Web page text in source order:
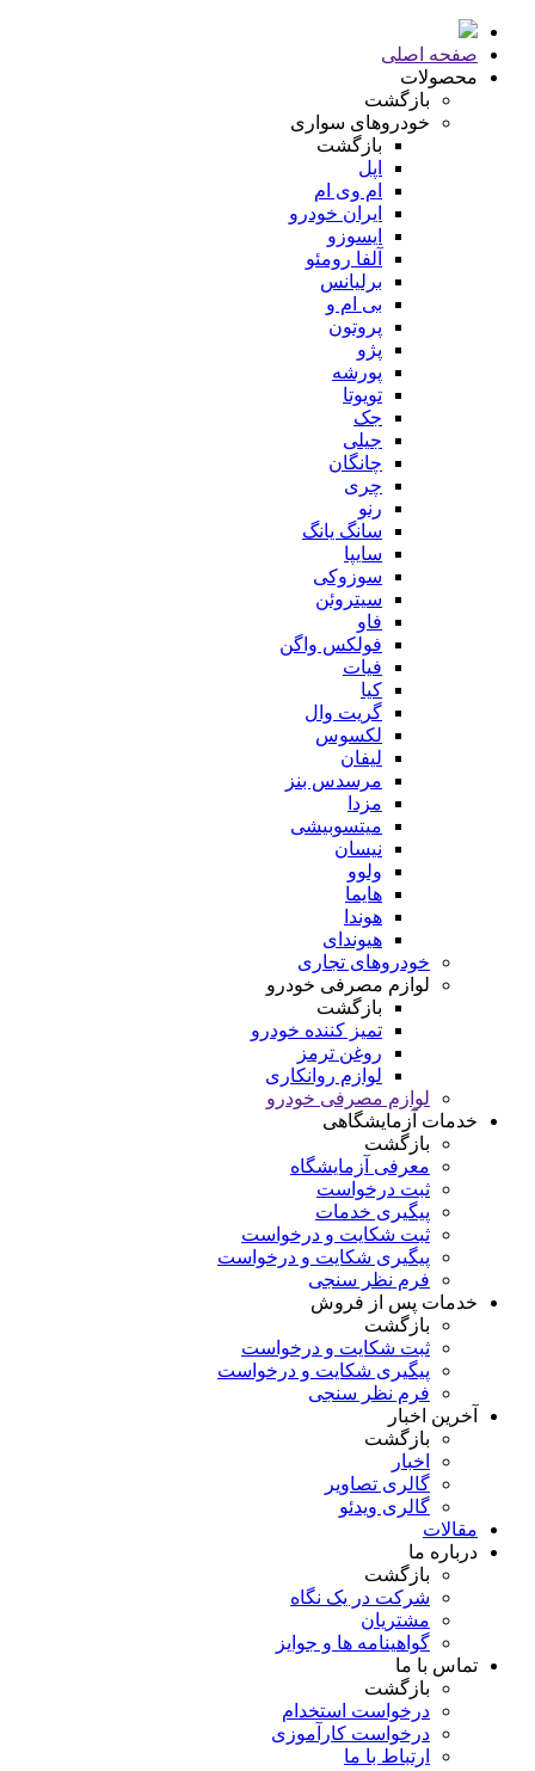
صفحه اصلی
محصولات
بازگشت
خودروهای سواری
بازگشت
اپل
ام وی ام
ایران خودرو
ایسوزو
آلفا رومئو
برلیانس
بی ام و
پروتون
پژو
پورشه
تویوتا
جک
جیلی
چانگان
چری
رنو
سانگ یانگ
سایپا
سوزوکی
سیتروئن
فاو
فولکس واگن
فیات
کیا
گریت وال
لکسوس
لیفان
مرسدس بنز
مزدا
میتسوبیشی
نیسان
ولوو
هایما
هوندا
هیوندای
خودروهای تجاری
لوازم مصرفی خودرو
بازگشت
تمیز کننده خودرو
روغن ترمز
لوازم روانکاری
لوازم مصرفی خودرو
خدمات آزمایشگاهی
بازگشت
معرفی آزمایشگاه
ثبت درخواست
پیگیری خدمات
ثبت شکایت و درخواست
پیگیری شکایت و درخواست
فرم نظر سنجی
خدمات پس از فروش
بازگشت
ثبت شکایت و درخواست
پیگیری شکایت و درخواست
فرم نظر سنجی
آخرین اخبار
بازگشت
اخبار
گالری تصاویر
گالری ویدئو
مقالات
درباره ما
بازگشت
شرکت در یک نگاه
مشتریان
گواهینامه ها و جوایز
تماس با ما
بازگشت
درخواست استخدام
درخواست کارآموزی
ارتباط با ما